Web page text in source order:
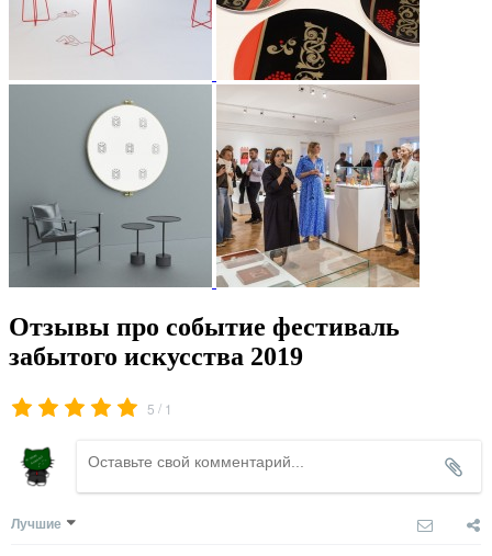
Отзывы про событие фестиваль
забытого искусства 2019
5 / 1
Лучшие